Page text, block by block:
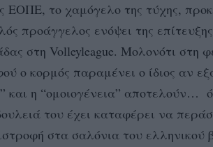
το χαμόγελο της τύχης,
προάγγελος ενόψει της
στη Volleyleague. Μολονότι στη
ο κορμός παραμένει ο ίδιος αν
και η “ομοιογένεια” αποτελούν…
του έχει καταφέρει να
στα σαλόνια του ελληνικού